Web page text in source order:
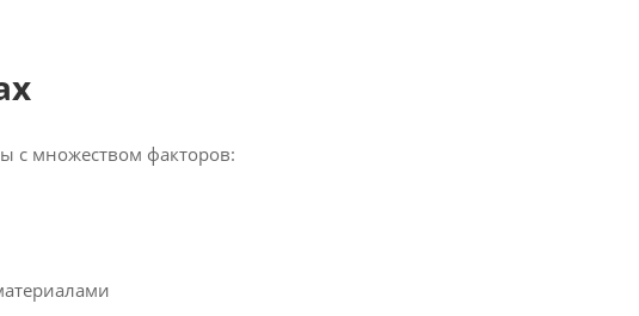
с множеством факторов: